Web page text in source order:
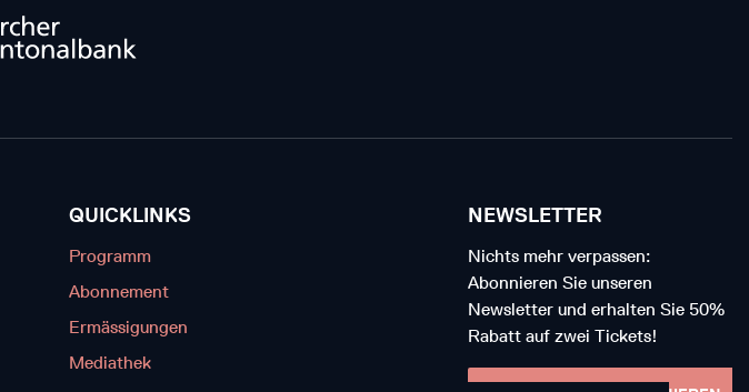
QUICKLINKS
Programm
Abonnement
Ermässigungen
Mediathek
NEWSLETTER
Nichts mehr verpassen:
Abonnieren Sie unseren
Newsletter und erhalten Sie 50%
Rabatt auf zwei Tickets!